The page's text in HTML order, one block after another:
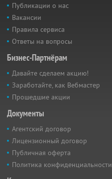
Публикации о нас
Вакансии
Правила сервиса
Ответы на вопросы
Бизнес-Партнёрам
Давайте сделаем акцию!
Заработайте, как Вебмастер
Прошедшие акции
Документы
Агентский договор
Лицензионный договор
Публичная оферта
Политика конфиденциальности